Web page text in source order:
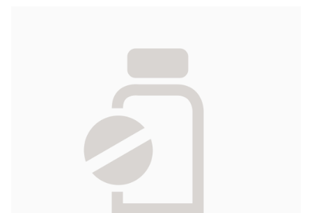
090232
Vaikuttava aine setuksimabi
20 ml
Merck Oy